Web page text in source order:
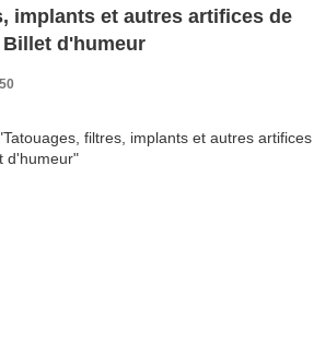
implants et autres artifices de
Billet d'humeur